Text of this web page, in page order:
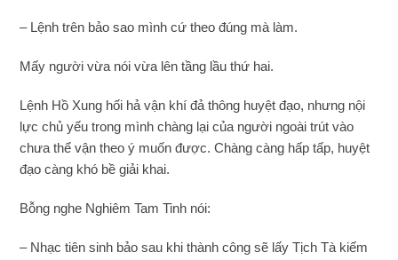
– Lệnh trên bảo sao mình cứ theo đúng mà làm.
Mấy người vừa nói vừa lên tầng lầu thứ hai.
Lệnh Hồ Xung hối hả vận khí đả thông huyệt đạo, nhưng nội
lực chủ yếu trong mình chàng lại của người ngoài trút vào
chưa thể vận theo ý muốn được. Chàng càng hấp tấp, huyệt
đạo càng khó bề giải khai.
Bỗng nghe Nghiêm Tam Tinh nói:
– Nhạc tiên sinh bảo sau khi thành công sẽ lấy Tịch Tà kiếm